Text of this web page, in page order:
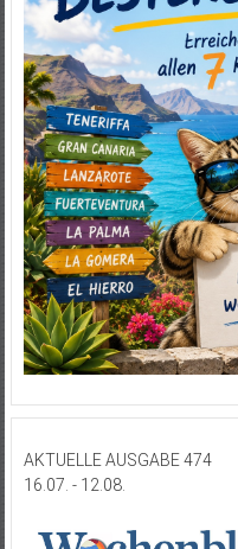
AKTUELLE AUSGABE 474
16.07. - 12.08.